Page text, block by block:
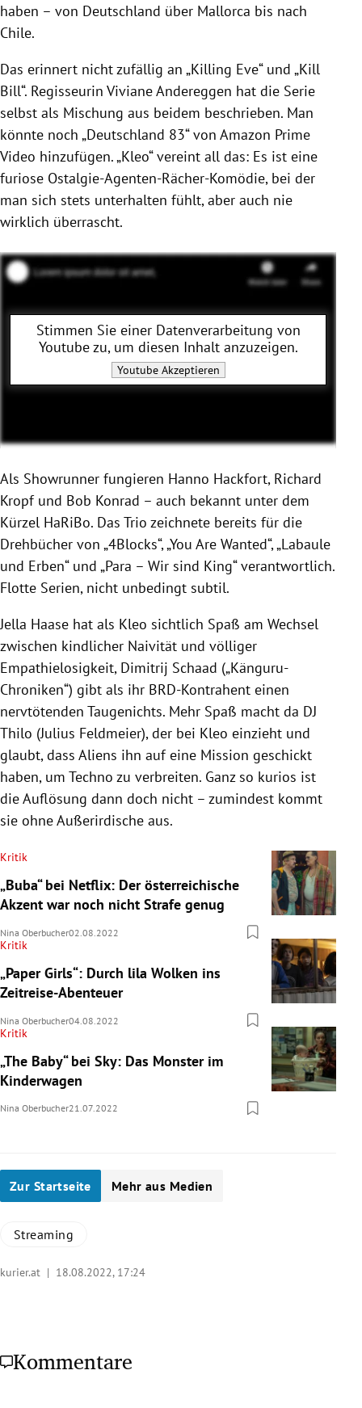
haben – von Deutschland über Mallorca bis nach
Chile.
Das erinnert nicht zufällig an „Killing Eve“ und „Kill
Bill“. Regisseurin Viviane Andereggen hat die Serie
selbst als Mischung aus beidem beschrieben. Man
könnte noch „Deutschland 83“ von Amazon Prime
Video hinzufügen. „Kleo“ vereint all das: Es ist eine
furiose Ostalgie-Agenten-Rächer-Komödie, bei der
man sich stets unterhalten fühlt, aber auch nie
wirklich überrascht.
Stimmen Sie einer Datenverarbeitung von
Youtubezu, um diesen Inhalt anzuzeigen.
YoutubeAkzeptieren
Als Showrunner fungieren Hanno Hackfort, Richard
Kropf und Bob Konrad – auch bekannt unter dem
Kürzel HaRiBo. Das Trio zeichnete bereits für die
Drehbücher von „4Blocks“, „You Are Wanted“, „Labaule
und Erben“ und „Para – Wir sind King“ verantwortlich.
Flotte Serien, nicht unbedingt subtil.
Jella Haase hat als Kleo sichtlich Spaß am Wechsel
zwischen kindlicher Naivität und völliger
Empathielosigkeit, Dimitrij Schaad („Känguru-
Chroniken“) gibt als ihr BRD-Kontrahent einen
nervtötenden Taugenichts. Mehr Spaß macht da DJ
Thilo (Julius Feldmeier), der bei Kleo einzieht und
glaubt, dass Aliens ihn auf eine Mission geschickt
haben, um Techno zu verbreiten. Ganz so kurios ist
die Auflösung dann doch nicht – zumindest kommt
sie ohne Außerirdische aus.
Kritik
„Buba“ bei Netflix: Der österreichische
Akzent war noch nicht Strafe genug
Nina Oberbucher02.08.2022
Kritik
„Paper Girls“: Durch lila Wolken ins
Zeitreise-Abenteuer
Nina Oberbucher04.08.2022
Kritik
„The Baby“ bei Sky: Das Monster im
Kinderwagen
Nina Oberbucher21.07.2022
Zur Startseite Mehr aus Medien
Streaming
kurier.at | 18.08.2022, 17:24
Kommentare